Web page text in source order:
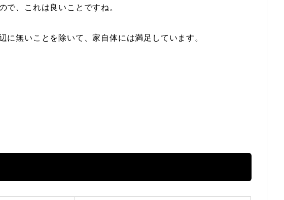
で、これは良いことですね。
に無いことを除いて、家自体には満足しています。